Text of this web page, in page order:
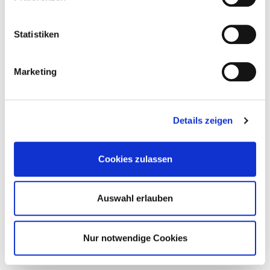
Statistiken
Marketing
Details zeigen
Cookies zulassen
Auswahl erlauben
Nur notwendige Cookies